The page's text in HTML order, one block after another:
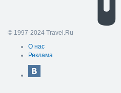
© 1997-2024 Travel.Ru
О нас
Реклама